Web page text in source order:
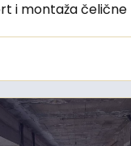
i montaža